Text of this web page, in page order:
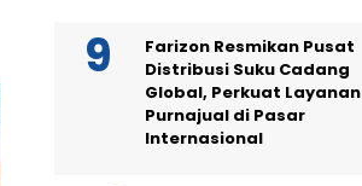
Farizon Resmikan Pusat
Distribusi Suku Cadang
Global, Perkuat Layanan
Purnajual di Pasar
Internasional